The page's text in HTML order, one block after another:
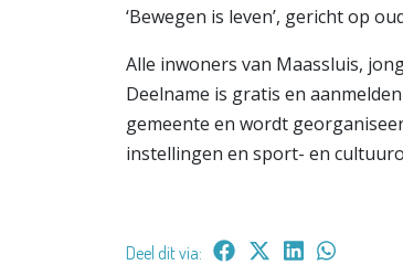
‘Bewegen is leven’, gericht op
Alle inwoners van Maassluis,
Deelname is gratis en
gemeente en wordt
instellingen en sport- en
Deel dit via: